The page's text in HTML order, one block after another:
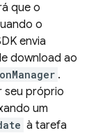
que o
o
envia
download ao
.
seu próprio
um
à tarefa